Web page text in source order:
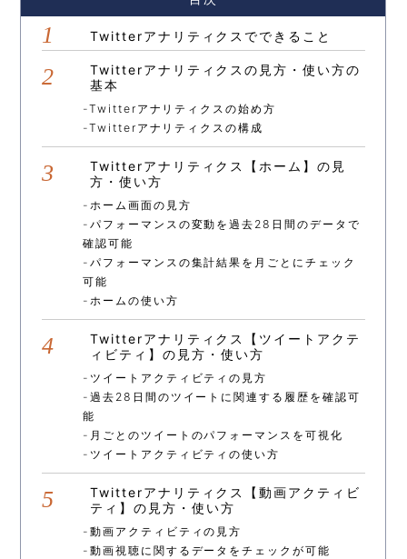
Twitterアナリティクスでできること
Twitterアナリティクスの見方・使い方の
基本
Twitterアナリティクスの始め方
Twitterアナリティクスの構成
Twitterアナリティクス【ホーム】の見
方・使い方
ホーム画面の見方
パフォーマンスの変動を過去28日間のデータで
確認可能
パフォーマンスの集計結果を月ごとにチェック
可能
ホームの使い方
Twitterアナリティクス【ツイートアクテ
ィビティ】の見方・使い方
ツイートアクティビティの見方
過去28日間のツイートに関連する履歴を確認可
能
月ごとのツイートのパフォーマンスを可視化
ツイートアクティビティの使い方
Twitterアナリティクス【動画アクティビ
ティ】の見方・使い方
動画アクティビティの見方
動画視聴に関するデータをチェックが可能